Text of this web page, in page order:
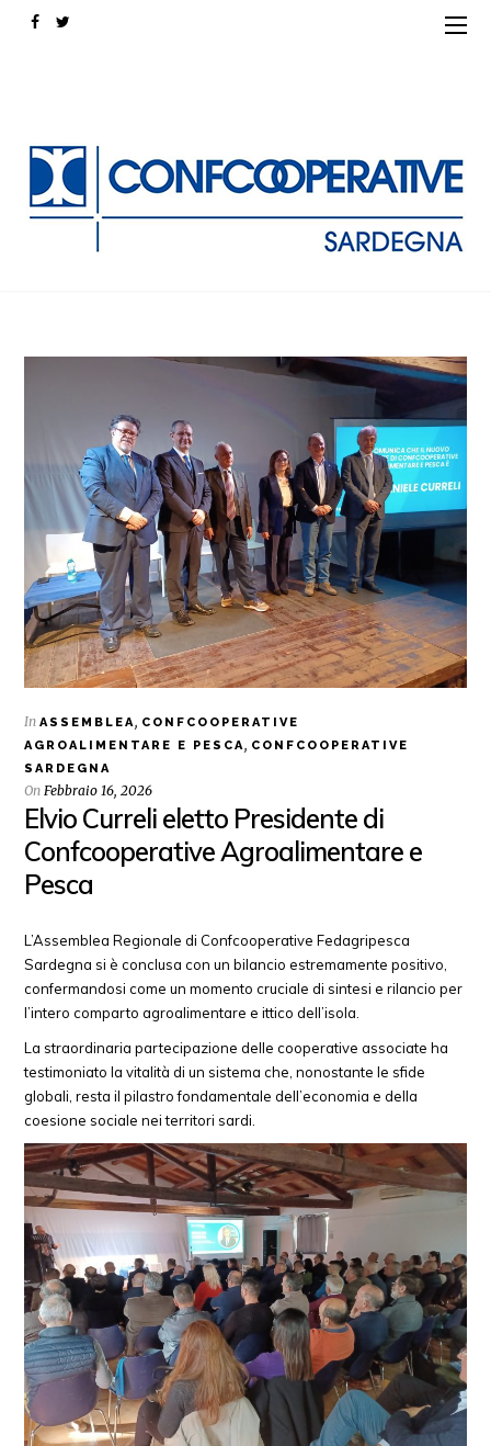
InASSEMBLEA, CONFCOOPERATIVE
AGROALIMENTARE E PESCA, CONFCOOPERATIVE
SARDEGNA
OnFebbraio 16, 2026
Elvio Curreli eletto Presidente di
Confcooperative Agroalimentare e
Pesca
L’Assemblea Regionale di Confcooperative Fedagripesca
Sardegna si è conclusa con un bilancio estremamente positivo,
confermandosi come un momento cruciale di sintesi e rilancio per
l’intero comparto agroalimentare e ittico dell’isola.
La straordinaria partecipazione delle cooperative associate ha
testimoniato la vitalità di un sistema che, nonostante le sfide
globali, resta il pilastro fondamentale dell’economia e della
coesione sociale nei territori sardi.